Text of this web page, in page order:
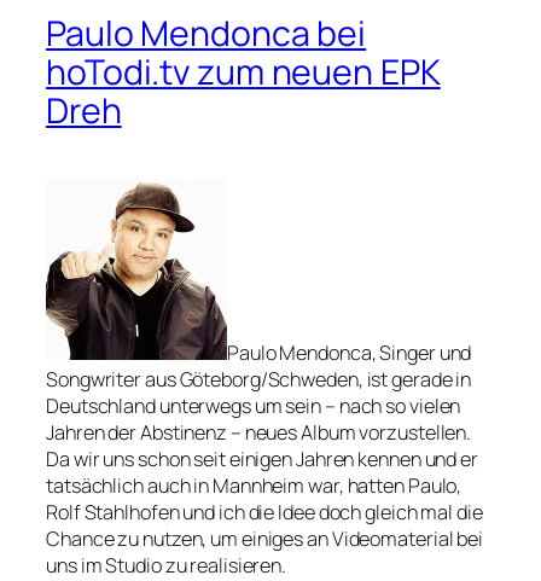
Paulo Mendonca bei
hoTodi.tv zum neuen EPK
Dreh
Paulo Mendonca, Singer und
Songwriter aus Göteborg/Schweden, ist gerade in
Deutschland unterwegs um sein – nach so vielen
Jahren der Abstinenz – neues Album vorzustellen.
Da wir uns schon seit einigen Jahren kennen und er
tatsächlich auch in Mannheim war, hatten Paulo,
Rolf Stahlhofen und ich die Idee doch gleich mal die
Chance zu nutzen, um einiges an Videomaterial bei
uns im Studio zu realisieren.